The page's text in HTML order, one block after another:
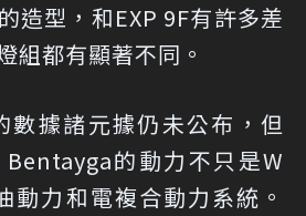
造型，和EXP 9F有許多差
組都有顯著不同。
數據諸元據仍未公布，但
的動力不只是W
動力和電複合動力系統。